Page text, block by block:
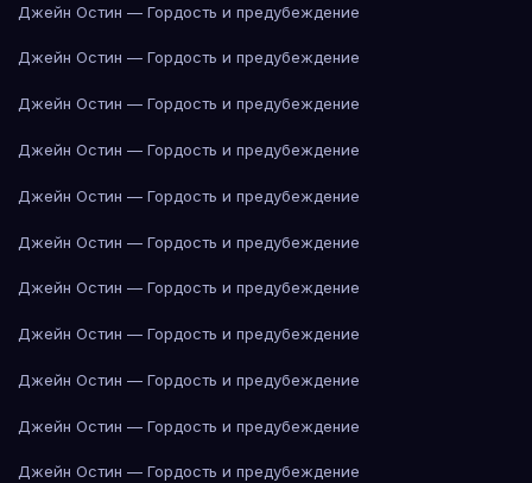
Джейн Остин — Гордость и предубеждение
Джейн Остин — Гордость и предубеждение
Джейн Остин — Гордость и предубеждение
Джейн Остин — Гордость и предубеждение
Джейн Остин — Гордость и предубеждение
Джейн Остин — Гордость и предубеждение
Джейн Остин — Гордость и предубеждение
Джейн Остин — Гордость и предубеждение
Джейн Остин — Гордость и предубеждение
Джейн Остин — Гордость и предубеждение
Джейн Остин — Гордость и предубеждение